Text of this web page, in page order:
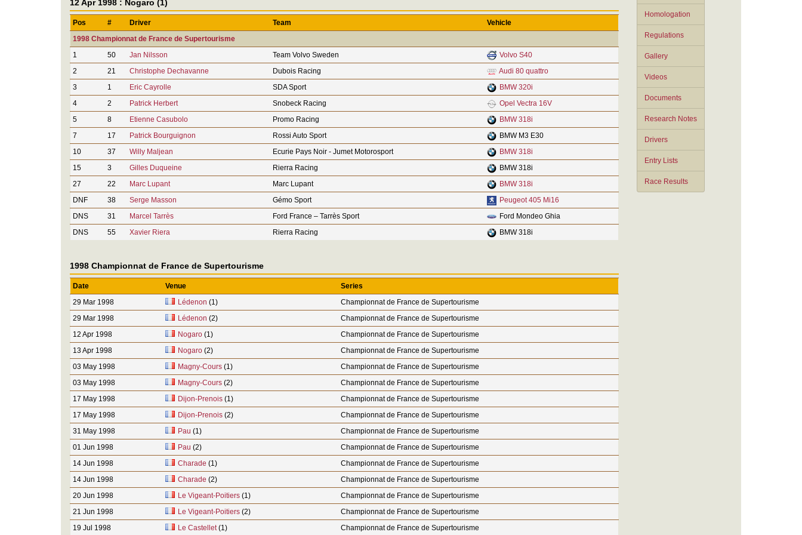
Homologation
Regulations
Gallery
Videos
Documents
Research Notes
Drivers
Entry Lists
Race Results
12 Apr 1998 : Nogaro (1)
Pos # Driver Team
Vehicle
1998 Championnat de France de Supertourisme
1
50 Jan Nilsson Team Volvo Sweden
Volvo S40
2
21 Christophe Dechavanne Dubois Racing
Audi 80 quattro
3
1 Eric Cayrolle SDA Sport
BMW 320i
4
2 Patrick Herbert Snobeck Racing
Opel Vectra 16V
5
8 Etienne Casubolo Promo Racing
BMW 318i
7
17 Patrick Bourguignon Rossi Auto Sport
BMW M3 E30
10
37 Willy Maljean Ecurie Pays Noir - Jumet Motorosport
BMW 318i
15
3 Gilles Duqueine Rierra Racing
BMW 318i
27
22 Marc Lupant Marc Lupant
BMW 318i
DNF
38 Serge Masson Gémo Sport
Peugeot 405 Mi16
DNS
31 Marcel Tarrès Ford France – Tarrès Sport
Ford Mondeo Ghia
DNS
55 Xavier Riera Rierra Racing BMW 318i
1998 Championnat de France de Supertourisme
Date Venue
Series
29 Mar 1998
Lédenon (1)
Championnat de France de Supertourisme
29 Mar 1998
Lédenon (2)
Championnat de France de Supertourisme
12 Apr 1998
Nogaro(1)
Championnat de France de Supertourisme
13 Apr 1998
Nogaro(2)
Championnat de France de Supertourisme
03 May 1998
Magny-Cours(1)
Championnat de France de Supertourisme
03 May 1998
Magny-Cours(2)
Championnat de France de Supertourisme
17 May 1998
Dijon-Prenois(1)
Championnat de France de Supertourisme
17 May 1998
Dijon-Prenois(2)
Championnat de France de Supertourisme
31 May 1998
Pau (1)
Championnat de France de Supertourisme
01 Jun 1998
Pau (2)
Championnat de France de Supertourisme
14 Jun 1998
Charade (1)
Championnat de France de Supertourisme
14 Jun 1998
Charade (2)
Championnat de France de Supertourisme
20 Jun 1998
Le Vigeant-Poitiers(1)
Championnat de France de Supertourisme
21 Jun 1998
Le Vigeant-Poitiers(2)
Championnat de France de Supertourisme
19 Jul 1998
Le Castellet(1) Championnat de France de Supertourisme